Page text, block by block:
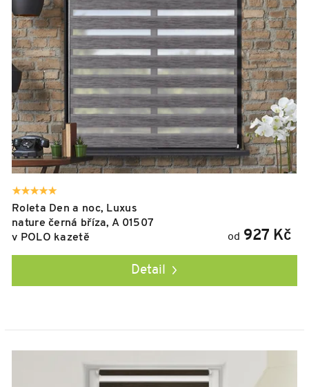
s
p
o
d
k
ů
Roleta Den a noc, Luxus
nature černá bříza, A 01507
v POLO kazetě
od 927 Kč
Detail